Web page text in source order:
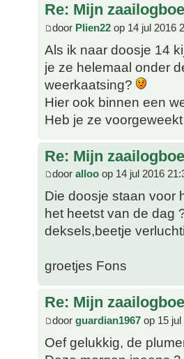
Re: Mijn
door Plien22 op 14 jul 2016
Als ik naar doosje 14
je ze helemaal onder
weerkaatsing?
Hier ook binnen een
Heb je ze
Re: Mijn
door alloo op 14 jul 2016
Die doosje staan voor
het heetst van de dag
deksels,beetje
groetjes Fons
Re: Mijn
door guardian1967 op 15 jul
Oef gelukkig, de